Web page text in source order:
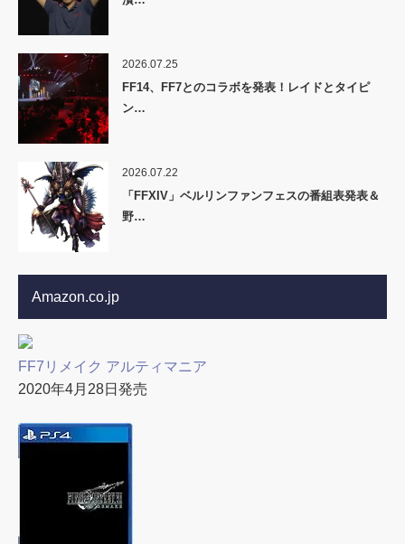
2026.07.25
FF14、FF7とのコラボを発表！レイドとタイピ
ン…
2026.07.22
「FFXIV」ベルリンファンフェスの番組表発表＆
野…
Amazon.co.jp
FF7リメイク アルティマニア
2020年4月28日発売